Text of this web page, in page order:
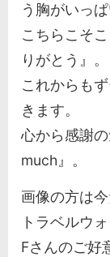
う胸がいっぱ
こちらこそ
りがとう』。
これからも
きます。
心から感謝
much』。
画像の方は
トラベルウォ
Fさんのご好